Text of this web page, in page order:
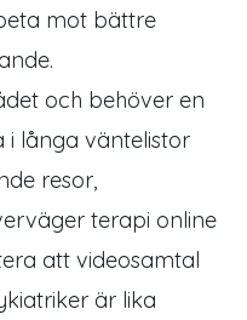
mot bättre
och behöver en
i långa väntelistor
resor,
terapi online
att videosamtal
är lika